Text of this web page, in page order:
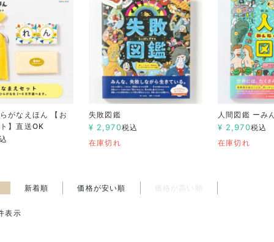
がなえほん 【お
】直送OK
失敗図鑑
¥ 2,970税込
在庫切れ
人間図鑑 ーみ
¥ 2,970税込
在庫切れ
新着順 価格が安い順 価格が高い順
表示